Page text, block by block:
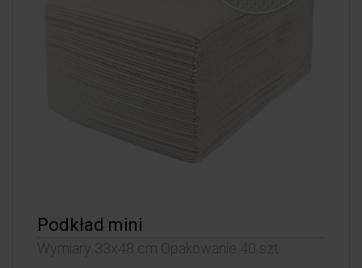
Podkład mini
Wymiary 33x48 cm Opakowanie 40 szt.